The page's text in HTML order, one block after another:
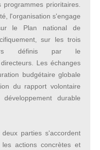
prioritaires.
l'organisation s'engage
le Plan national de
sur les trois
définis par le
Les échanges
budgétaire globale
du rapport volontaire
durable
parties s'accordent
actions concrètes et